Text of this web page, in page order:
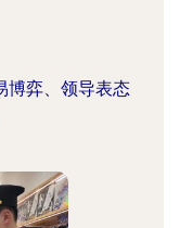
博弈、领导表态